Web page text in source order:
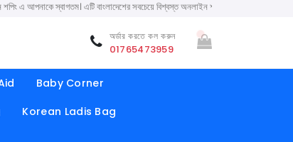
এটি বাংলাদেশের সবচেয়ে বিশ্বস্ত অনলাইন শপ। সারা বাংলাদেশে ক্যাশ অন
অর্ডার করতে কল করুন
01765473959
Baby Corner
Korean Ladis Bag